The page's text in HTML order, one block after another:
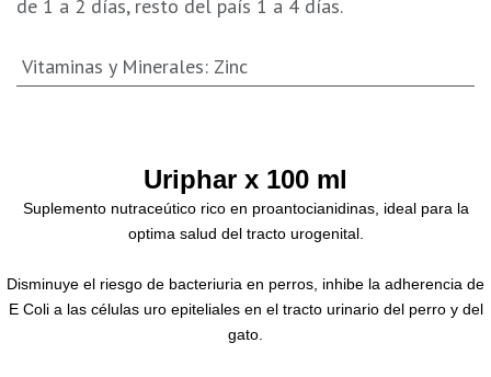
de 1 a 2 días, resto del país 1 a 4 días.
Vitaminas y Minerales: Zinc
Uriphar x 100 ml
Suplemento nutraceútico rico en proantocianidinas, ideal para la
optima salud del tracto urogenital.
Disminuye el riesgo de bacteriuria en perros, inhibe la adherencia de
E Coli a las células uro epiteliales en el tracto urinario del perro y del
gato.